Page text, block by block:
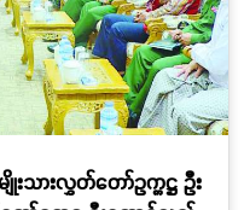
သားလွှတ်တော်ဥက္ကဋ္ဌ ဦး